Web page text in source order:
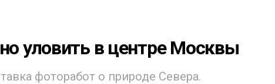
уловить в центре Москвы
фоторабот о природе Севера.